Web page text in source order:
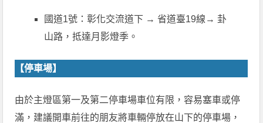
國道1號：彰化交流道下 → 省道臺19線→ 卦
山路，抵達月影燈季。
【停車場】
由於主燈區第一及第二停車場車位有限，容易塞車或停
滿，建議開車前往的朋友將車輛停放在山下的停車場，